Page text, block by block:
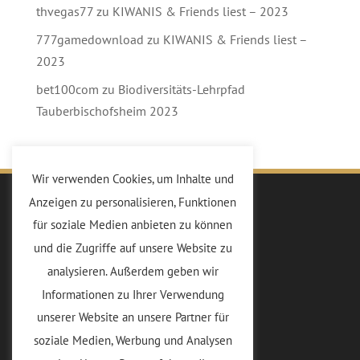
thvegas77zu KIWANIS & Friends liest – 2023
777gamedownload zu KIWANIS & Friends liest –
2023
bet100com zu Biodiversitäts-Lehrpfad
Tauberbischofsheim 2023
Kiwanis
Mitglieder
Sponsoren
Club
Wir verwenden Cookies, um Inhalte und
Anzeigen zu personalisieren, Funktionen
für soziale Medien anbieten zu können
und die Zugriffe auf unsere Website zu
analysieren. Außerdem geben wir
Informationen zu Ihrer Verwendung
unserer Website an unsere Partner für
soziale Medien, Werbung und Analysen